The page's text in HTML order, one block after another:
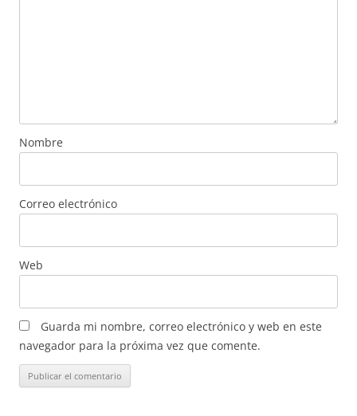
Nombre
Correo electrónico
Web
Guarda mi nombre, correo electrónico y web en este
navegador para la próxima vez que comente.